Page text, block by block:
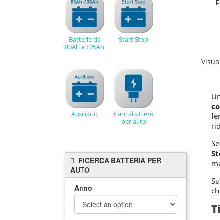
Batterie da
80Ah a 105Ah
Start Stop
Ausiliario
Caricabatterie
per auto
RICERCA BATTERIA PER
AUTO
Anno